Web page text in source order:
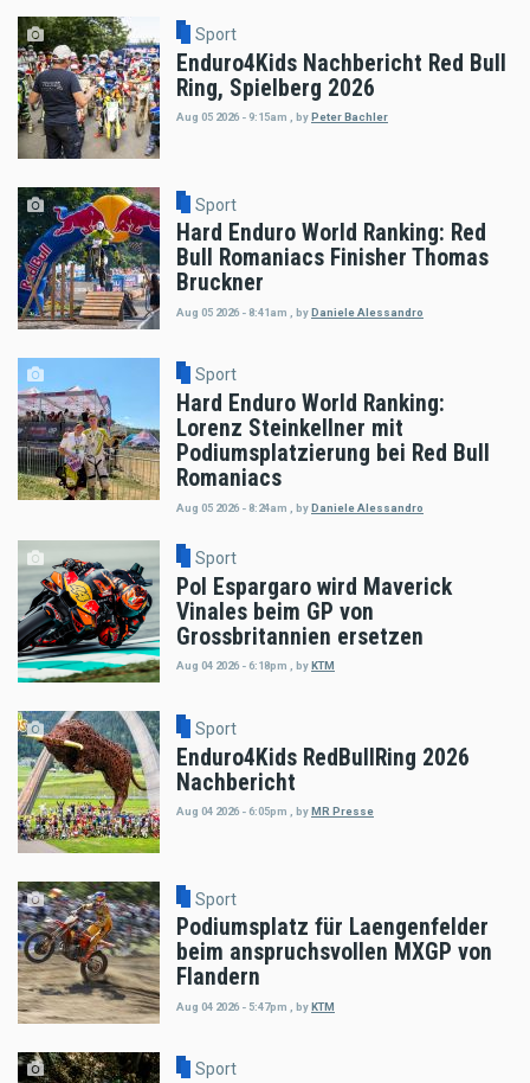
Sport
Enduro4Kids Nachbericht Red Bull
Ring, Spielberg 2026
Aug 05 2026 - 9:15am byPeter Bachler
Sport
Hard Enduro World Ranking: Red
Bull Romaniacs Finisher Thomas
Bruckner
Aug 05 2026 - 8:41am byDaniele Alessandro
Sport
Hard Enduro World Ranking:
Lorenz Steinkellner mit
Podiumsplatzierung bei Red Bull
Romaniacs
Aug 05 2026 - 8:24am byDaniele Alessandro
Sport
Pol Espargaro wird Maverick
Vinales beim GP von
Grossbritannien ersetzen
Aug 04 2026 - 6:18pm , byKTM
Sport
Enduro4Kids RedBullRing 2026
Nachbericht
Aug 04 2026 - 6:05pm byMR Presse
Sport
Podiumsplatz für Laengenfelder
beim anspruchsvollen MXGP von
Flandern
Aug 04 2026 - 5:47pm byKTM
Sport